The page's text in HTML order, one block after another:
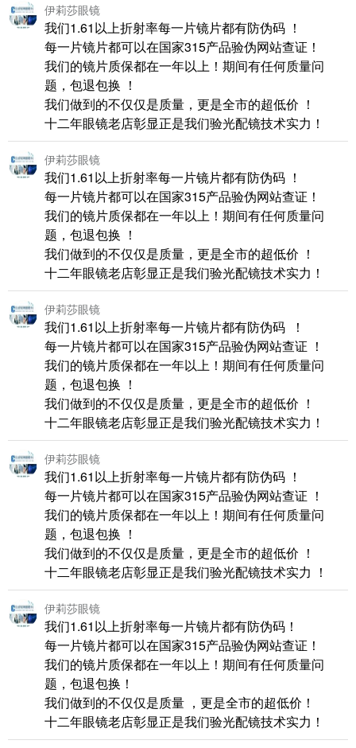
伊莉莎眼镜
我们1.61以上折射率每一片镜片都有防伪码 ！
每一片镜片都可以在国家315产品验伪网站查证！
我们的镜片质保都在一年以上！期间有任何质量问
题，包退包换 ！
我们做到的不仅仅是质量，更是全市的超低价 ！
十二年眼镜老店彰显正是我们验光配镜技术实力！
伊莉莎眼镜
我们1.61以上折射率每一片镜片都有防伪码 ！
每一片镜片都可以在国家315产品验伪网站查证！
我们的镜片质保都在一年以上！期间有任何质量问
题，包退包换 ！
我们做到的不仅仅是质量，更是全市的超低价 ！
十二年眼镜老店彰显正是我们验光配镜技术实力！
伊莉莎眼镜
我们1.61以上折射率每一片镜片都有防伪码 ！
每一片镜片都可以在国家315产品验伪网站查证 ！
我们的镜片质保都在一年以上！期间有任何质量问
题，包退包换 ！
我们做到的不仅仅是质量，更是全市的超低价 ！
十二年眼镜老店彰显正是我们验光配镜技术实力！
伊莉莎眼镜
我们1.61以上折射率每一片镜片都有防伪码 ！
每一片镜片都可以在国家315产品验伪网站查证 ！
我们的镜片质保都在一年以上！期间有任何质量问
题，包退包换 ！
我们做到的不仅仅是质量，更是全市的超低价 ！
十二年眼镜老店彰显正是我们验光配镜技术实力 ！
伊莉莎眼镜
我们1.61以上折射率每一片镜片都有防伪码！
每一片镜片都可以在国家315产品验伪网站查证！
我们的镜片质保都在一年以上！期间有任何质量问
题，包退包换！
我们做到的不仅仅是质量 ，更是全市的超低价！
十二年眼镜老店彰显正是我们验光配镜技术实力！